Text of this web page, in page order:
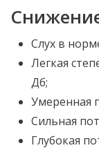
Слух в
Легкая
Дб;
Умеренная
Сильная
Глубокая